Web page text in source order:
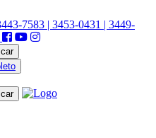
7583 | 3453-0431 | 3449-